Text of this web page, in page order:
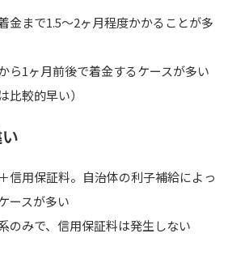
金まで1.5〜2ヶ月程度かかることが多
ら1ヶ月前後で着金するケースが多い
比較的早い）
信用保証料。自治体の利子補給によっ
ースが多い
のみで、信用保証料は発生しない